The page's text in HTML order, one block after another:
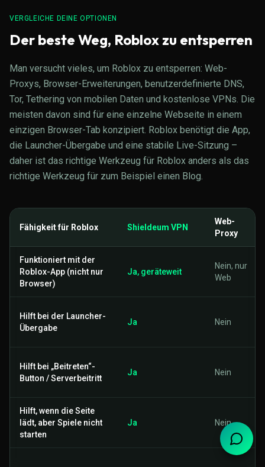
VERGLEICHE DEINE OPTIONEN
Der beste Weg, Roblox zu entsperren
Man versucht vieles, um Roblox zu entsperren: Web-
Proxys, Browser-Erweiterungen, benutzerdefinierte DNS,
Tor, Tethering von mobilen Daten und kostenlose VPNs. Die
meisten davon sind für eine einzelne Webseite in einem
einzigen Browser-Tab konzipiert. Roblox benötigt die App,
die Launcher-Übergabe und eine stabile Live-Sitzung –
daher ist das richtige Werkzeug für Roblox anders als das
richtige Werkzeug für zum Beispiel einen Blog.
Fähigkeit für Roblox Shieldeum VPN
Web-
Proxy
Funktioniert mit der
Roblox-App (nicht nur
Browser)
Ja, geräteweit
Nein, nur
Web
Hilft bei der Launcher-
Übergabe
Ja Nein
Hilft bei „Beitreten“-
Button / Serverbeitritt
Ja Nein
Hilft, wenn die Seite
lädt, aber Spiele nicht
starten
Ja Nein